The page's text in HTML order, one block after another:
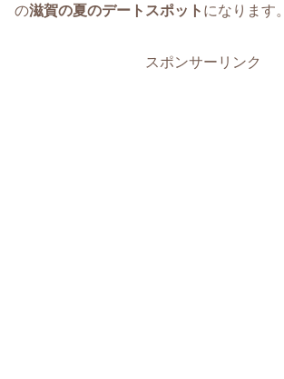
の滋賀の夏のデートスポット になります。
スポンサーリンク